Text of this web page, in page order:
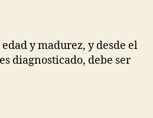
y madurez, y desde el
diagnosticado, debe ser